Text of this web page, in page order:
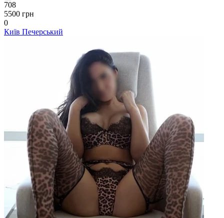
708
5500 грн
0
Київ Печерський